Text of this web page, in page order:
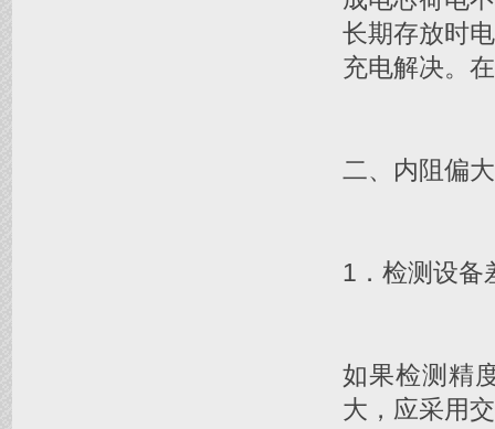
长期存放时
充电解决。
二、内阻偏大
1．检测设备
如果检测精
大，应采用